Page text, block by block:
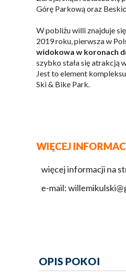
Górę Parkową oraz
W pobliżu willi znajduje
2019 roku, pierwsza w
widokowa w koronach
szybko stała się atrakcją
Jest to element
Ski & Bike Park.
WIĘCEJ
więcej informacji na
e-mail:
OPIS POKOI